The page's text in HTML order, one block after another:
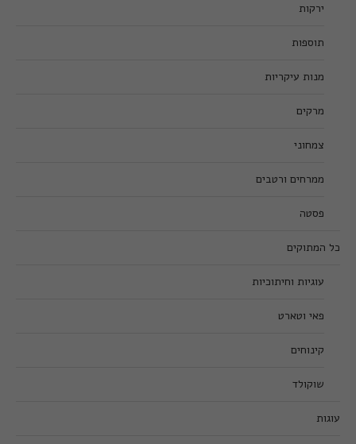
ירקות
תוספות
מנות עיקריות
מרקים
צמחוני
ממרחים ורטבים
פסטה
כל המתוקים
עוגיות וחיתוכיות
פאי וטארט
קינוחים
שוקולד
עוגות